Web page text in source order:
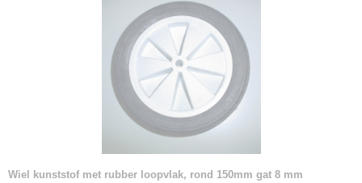
Wiel kunststof met rubber loopvlak, rond 150mm gat 8 mm